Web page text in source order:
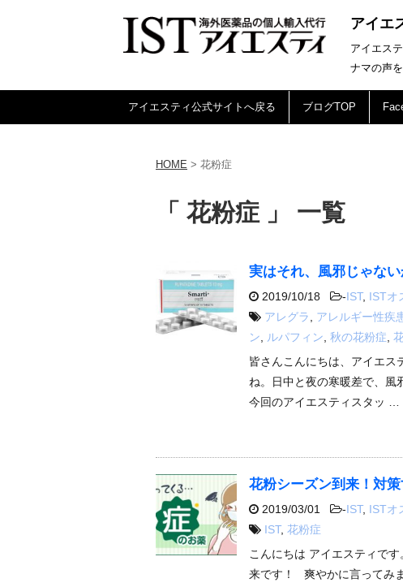
アイエ
アイエス
ナマの声
アイエスティ公式サイトへ戻る ブログTOP
HOME > 花粉症
「 花粉症 」 一覧
実はそれ、風邪じゃな
2019/10/18 -IST, ISTオ
アレグラ
アレルギー性疾
ン
ルパフィン 秋の花粉症
皆さんこんにちは、アイエ
ね。日中と夜の寒暖差で、風
今回のアイエスティスタッ …
花粉シーズン到来！対
2019/03/01 -IST, ISTオ
IST, 花粉症
こんにちは アイエスティで
来です！ 爽やかに言ってみ